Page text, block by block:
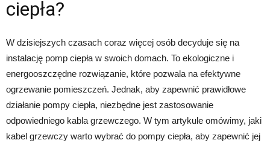
ciepła?
W dzisiejszych czasach coraz więcej osób decyduje się na
instalację pomp ciepła w swoich domach. To ekologiczne i
energooszczędne rozwiązanie, które pozwala na efektywne
ogrzewanie pomieszczeń. Jednak, aby zapewnić prawidłowe
działanie pompy ciepła, niezbędne jest zastosowanie
odpowiedniego kabla grzewczego. W tym artykule omówimy, jaki
kabel grzewczy warto wybrać do pompy ciepła, aby zapewnić jej